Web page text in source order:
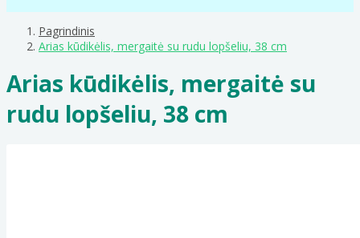
Pagrindinis
Arias kūdikėlis, mergaitė su rudu lopšeliu, 38 cm
Arias kūdikėlis, mergaitė su
rudu lopšeliu, 38 cm